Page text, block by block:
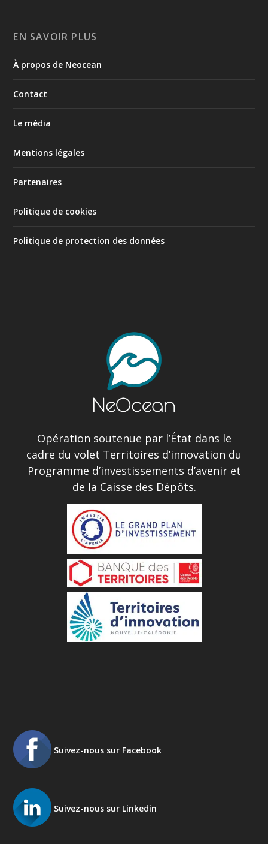
EN SAVOIR PLUS
À propos de Neocean
Contact
Le média
Mentions légales
Partenaires
Politique de cookies
Politique de protection des données
Opération soutenue par l’État dans le
cadre du volet Territoires d’innovation du
Programme d’investissements d’avenir et
de la Caisse des Dépôts.
Suivez-nous sur Facebook
Suivez-nous sur Linkedin